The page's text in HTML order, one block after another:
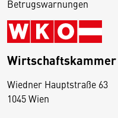
Betrugswarnungen
Wiedner Hauptstraße 63
1045 Wien
D